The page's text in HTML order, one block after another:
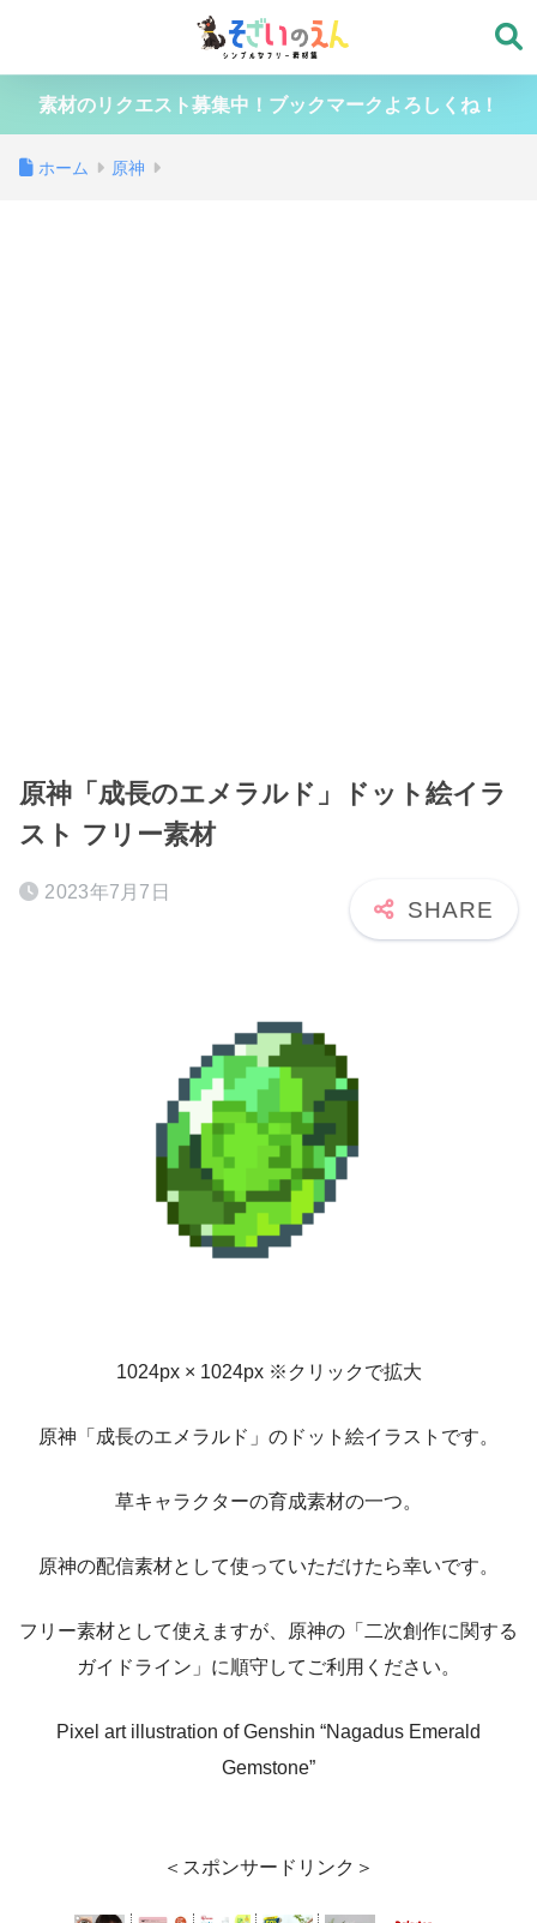
素材のリクエスト募集中！ブックマークよろしくね！
ホーム 原神
原神「成長のエメラルド」ドット絵イラ
スト フリー素材
2023年7月7日
1024px × 1024px ※クリックで拡大
原神「成長のエメラルド」のドット絵イラストです。
草キャラクターの育成素材の一つ。
原神の配信素材として使っていただけたら幸いです。
フリー素材として使えますが、原神の「二次創作に関する
ガイドライン」に順守してご利用ください。
Pixel art illustration of Genshin “Nagadus Emerald
Gemstone”
＜スポンサードリンク＞